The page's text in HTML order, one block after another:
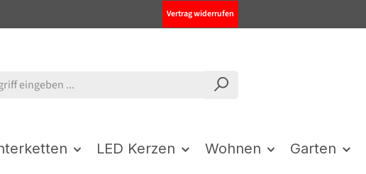
Vertrag widerrufen
LED Kerzen Wohnen Garten